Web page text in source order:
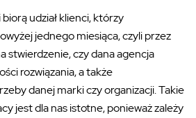
udział klienci, którzy
jednego miesiąca, czyli przez
stwierdzenie,czy dana agencja
rozwiązania, a także
danej marki czy organizacji. Takie
jest dla nas istotne, ponieważ zależy